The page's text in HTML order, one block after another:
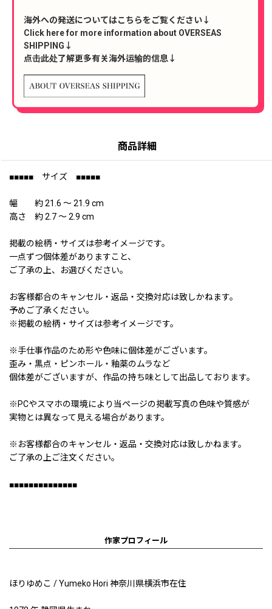
海外への発送についてはこちらをご覧ください↓
Click here for more information about OVERSEAS
SHIPPING↓
点击此处了解更多有关海外运输的信息↓
商品詳細
■■■■■ サイズ ■■■■■
幅 約 21.6 〜 21.9 cm
高さ 約 2.7 〜 2.9 cm
掲載の絵柄・サイズは参考イメージです。
一点ずつ個体差がありますこと、
ご了承の上、お選びください。
お客様都合のキャンセル・返品・交換対応は致しかねます。
予めご了承ください。
※掲載の絵柄・サイズは参考イメージです。
※手仕事作品のため形や色味に個体差がございます。
歪み・黒点・ピンホール・釉薬のムラなど
個体差がございますが、作品の持ち味として出品しております。
※PCやスマホの環境により当ページの掲載写真の色味や質感が
実物とは異なって見える場合があります。
※お客様都合のキャンセル・返品・交換対応は致しかねます。
ご了承の上ご注文ください。
■■■■■■■■■■■■■■
作家プロフィール
ほりゆめこ / Yumeko Hori 神奈川県横浜市在住